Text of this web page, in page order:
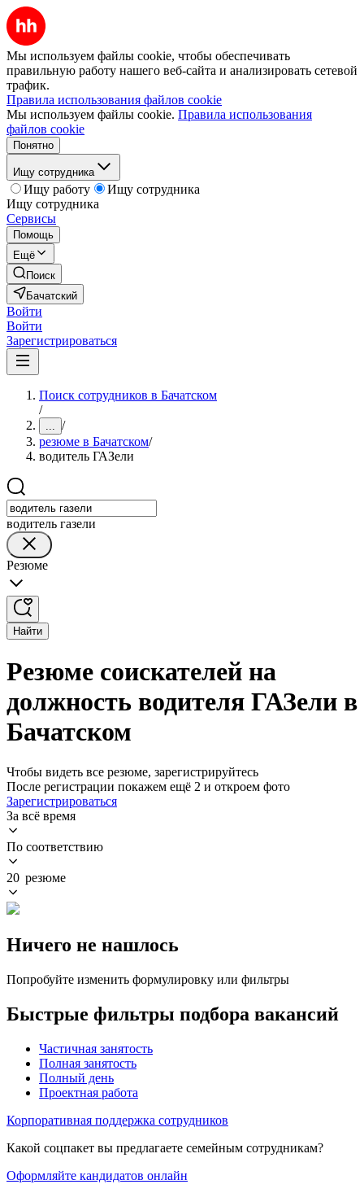
Мы используем файлы cookie, чтобы обеспечивать
правильную работу нашего веб-сайта и анализировать сетевой
трафик.
Правила использования файлов cookie
Мы используем файлы cookie. Правила использования
файлов cookie
Понятно
Ищу сотрудника
Ищу работу
Ищу сотрудника
Ищу сотрудника
Сервисы
Помощь
Ещё
Поиск
Бачатский
Войти
Войти
Зарегистрироваться
Поиск сотрудников в Бачатском
/
... /
резюме в Бачатском/
водитель ГАЗели
водитель газели
Резюме
Найти
Резюме соискателей на
должность водителя ГАЗели в
Бачатском
Чтобы видеть все резюме, зарегистрируйтесь
После регистрации покажем ещё 2 и откроем фото
Зарегистрироваться
За всё время
По соответствию
20 резюме
Ничего не нашлось
Попробуйте изменить формулировку или фильтры
Быстрые фильтры подбора вакансий
Частичная занятость
Полная занятость
Полный день
Проектная работа
Корпоративная поддержка сотрудников
Какой соцпакет вы предлагаете семейным сотрудникам?
Оформляйте кандидатов онлайн